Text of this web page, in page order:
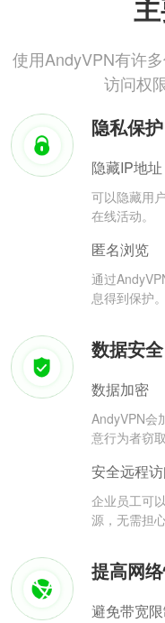
使用AndyVPN有许
访问权
隐私保护
隐藏IP地址
可以隐藏用
在线活动。
匿名浏览
通过
息得到保护。
数据安全
数据加密
AndyVPN会
意行为者窃取
安全远程
企业员工可
源，无需担
提高网
避免带宽